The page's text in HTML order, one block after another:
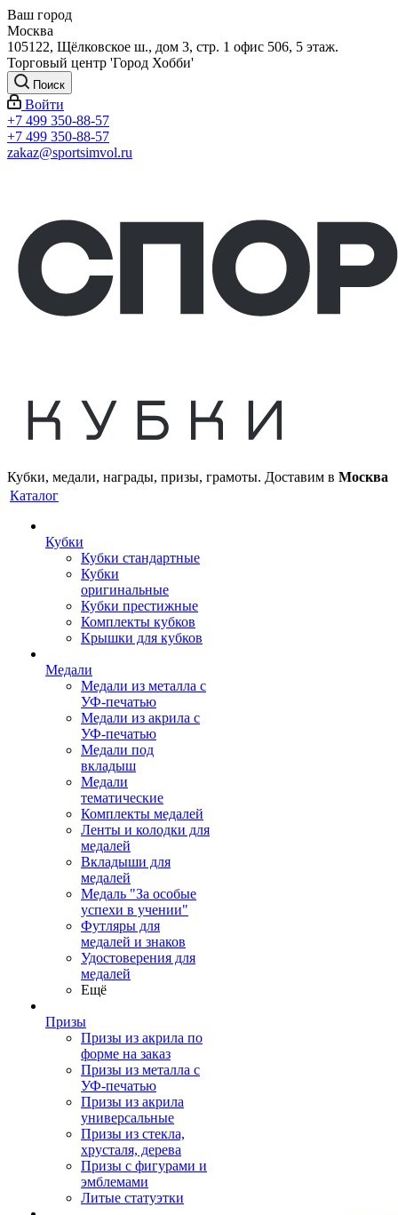
Ваш город
Москва
105122, Щёлковское ш., дом 3, стр. 1 офис 506, 5 этаж.
Торговый центр 'Город Хобби'
Поиск
Войти
+7 499 350-88-57
+7 499 350-88-57
zakaz@sportsimvol.ru
Кубки, медали, награды, призы, грамоты. Доставим в Москва
Каталог
Кубки
Кубки стандартные
Кубки
оригинальные
Кубки престижные
Комплекты кубков
Крышки для кубков
Медали
Медали из металла с
УФ-печатью
Медали из акрила с
УФ-печатью
Медали под
вкладыш
Медали
тематические
Комплекты медалей
Ленты и колодки для
медалей
Вкладыши для
медалей
Медаль "За особые
успехи в учении"
Футляры для
медалей и знаков
Удостоверения для
медалей
Ещё
Призы
Призы из акрила по
форме на заказ
Призы из металла с
УФ-печатью
Призы из акрила
универсальные
Призы из стекла,
хрусталя, дерева
Призы с фигурами и
эмблемами
Литые статуэтки